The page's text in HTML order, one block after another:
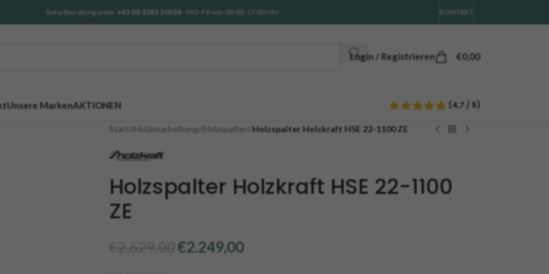
Sofortberatung unter +43 (0) 3382 20536 - MO-FR von 08:00-17:00 Uhr KONTAKT
Login / Registrieren €0,00
Unsere MarkenAKTIONEN (4,7 / 5)
Start Holzbearbeitung Holzspalter Holzspalter Holzkraft HSE 22-1100 ZE
Holzspalter Holzkraft HSE 22-1100
ZE
€ 2.629,00 €2.249,00